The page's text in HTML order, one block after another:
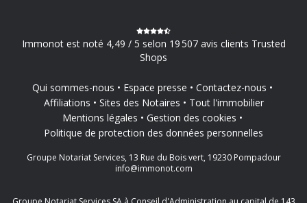
Immonot est noté 4,49 / 5 selon 19 507 avis clients Trusted
Shops
Qui sommes-nous Espace presse
Contactez-nous
Affiliations
Sites des Notaires
Tout l'immobilier
Mentions légales
Gestion des cookies
Politique de protection des données personnelles
Groupe Notariat Services, 13 Rue du Bois vert, 19230 Pompadour
info@immonot.com